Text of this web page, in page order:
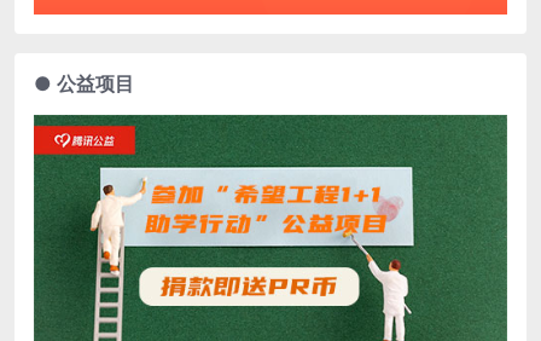
● 公益项目